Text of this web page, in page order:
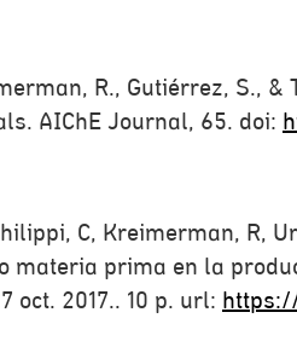
R., Gutiérrez, S.,
AIChE Journal, 65. doi:
C, Kreimerman, R,
materia prima en la
oct. 2017.. 10 p. url: